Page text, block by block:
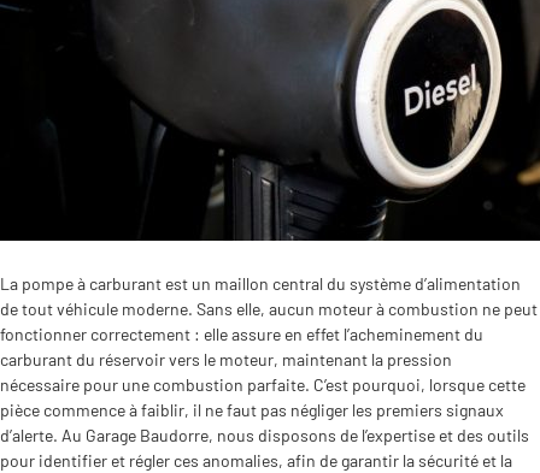
La pompe à carburant est un maillon central du système d’alimentation
de tout véhicule moderne. Sans elle, aucun moteur à combustion ne peut
fonctionner correctement : elle assure en effet l’acheminement du
carburant du réservoir vers le moteur, maintenant la pression
nécessaire pour une combustion parfaite. C’est pourquoi, lorsque cette
pièce commence à faiblir, il ne faut pas négliger les premiers signaux
d’alerte. Au Garage Baudorre, nous disposons de l’expertise et des outils
pour identifier et régler ces anomalies, afin de garantir la sécurité et la